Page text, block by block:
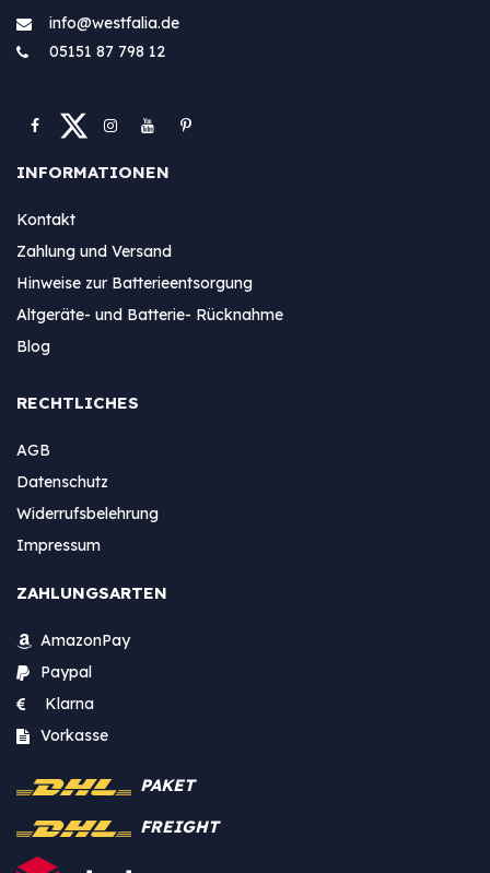
info@westfa​lia.de
05151 87 798 12
INFORMATIONEN
Kontakt
Zahlung und Versand
Hinweise zur Batterieentsorgung
Altgeräte- und Batterie- Rücknahme
Blog
RECHTLICHES
AGB
Datenschutz
Widerrufsbelehrung
Impressum
ZAHLUNGSARTEN
AmazonPay
Paypal
Klarna
Vorkasse
PAKET
FREIGHT